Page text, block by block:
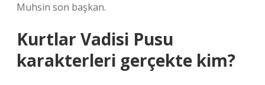
Muhsin son başkan.
Kurtlar Vadisi Pusu
karakterleri gerçekte kim?